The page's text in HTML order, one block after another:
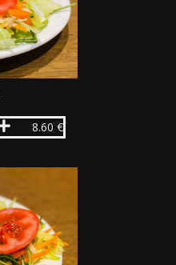
8.60 €